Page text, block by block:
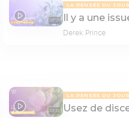
07:21
LA PENSÉE DU JOUR
Il y a une
Derek Prince
07:13
LA PENSÉE DU JOUR
Usez de